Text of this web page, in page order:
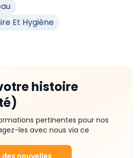
Et Hygiène
histoire
pertinentes pour nos
les avec nous via ce